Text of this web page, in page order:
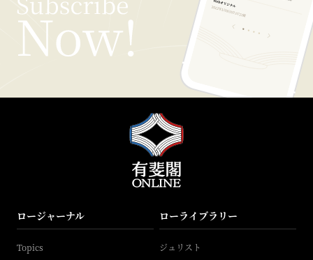
ロージャーナル
Topics
ローライブラリー
ジュリスト